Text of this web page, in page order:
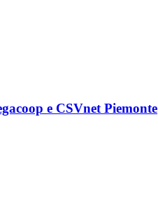
e CSVnet Piemonte